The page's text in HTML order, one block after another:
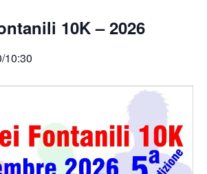
10K – 2026
/10:30